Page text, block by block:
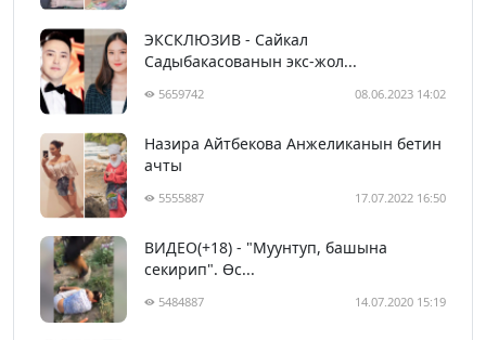
ЭКСКЛЮЗИВ - Сайкал
Садыбакасованын экс-жол...
5659742 08.06.2023 14:02
Назира Айтбекова Анжеликанын бетин
ачты
5555887 17.07.2022 16:50
ВИДЕО(+18) - "Муунтуп, башына
секирип". Өс...
5484887 14.07.2020 15:19